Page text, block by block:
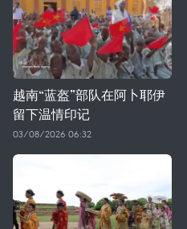
越南“蓝盔”部队在阿卜耶伊
留下温情印记
03/08/2026 06:32